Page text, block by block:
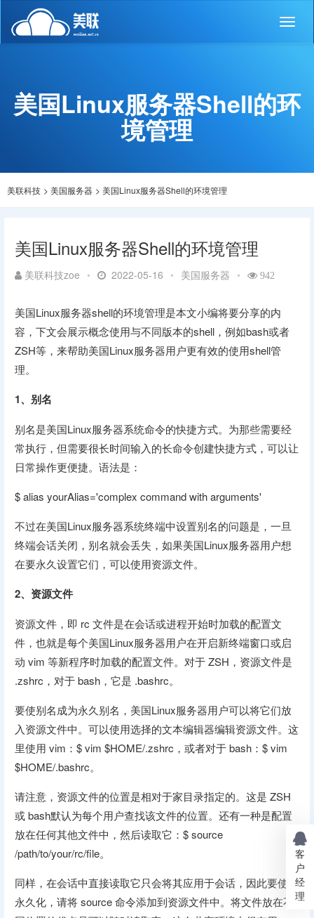
美国Linux服务器Shell的环
境管理
美联科技 > 美国服务器 > 美国Linux服务器Shell的环境管理
美国Linux服务器Shell的环境管理
美联科技zoe • 2022-05-16 • 美国服务器 • 942
美国Linux服务器shell的环境管理是本文小编将要分享的内
容，下文会展示概念使用与不同版本的shell，例如bash或者
ZSH等，来帮助美国Linux服务器用户更有效的使用shell管
理。
1、别名
别名是美国Linux服务器系统命令的快捷方式。为那些需要经
常执行，但需要很长时间输入的长命令创建快捷方式，可以让
日常操作更便捷。语法是：
$ alias yourAlias='complex command with arguments'
不过在美国Linux服务器系统终端中设置别名的问题是，一旦
终端会话关闭，别名就会丢失，如果美国Linux服务器用户想
在要永久设置它们，可以使用资源文件。
2、资源文件
资源文件，即 rc 文件是在会话或进程开始时加载的配置文
件，也就是每个美国Linux服务器用户在开启新终端窗口或启
动 vim 等新程序时加载的配置文件。对于 ZSH，资源文件是
.zshrc，对于 bash，它是 .bashrc。
要使别名成为永久别名，美国Linux服务器用户可以将它们放
入资源文件中。可以使用选择的文本编辑器编辑资源文件。这
里使用 vim：$ vim $HOME/.zshrc，或者对于 bash：$ vim
$HOME/.bashrc。
请注意，资源文件的位置是相对于家目录指定的。这是 ZSH
或 bash默认为每个用户查找该文件的位置。还有一种是配置
放在任何其他文件中，然后读取它：$ source
/path/to/your/rc/file。
同样，在会话中直接读取它只会将其应用于会话，因此要使其
永久化，请将 source 命令添加到资源文件中。将文件放在不
客
户
经
理